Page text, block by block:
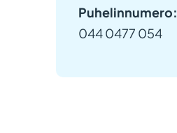
Puhelinnumero:
044 0477 054